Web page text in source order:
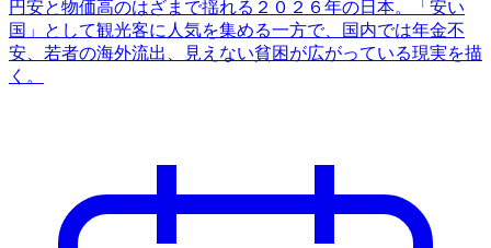
円安と物価高のはざまで揺れる２０２６年の日本。「安い
国」として観光客に人気を集める一方で、国内では年金不
安、若者の海外流出、見えない貧困が広がっている現実を描
く。